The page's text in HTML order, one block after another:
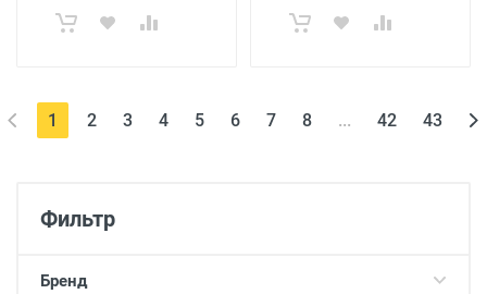
Фильтр
Бренд
1 (current)
2 3 4 5 6 7 8 ... 42 43